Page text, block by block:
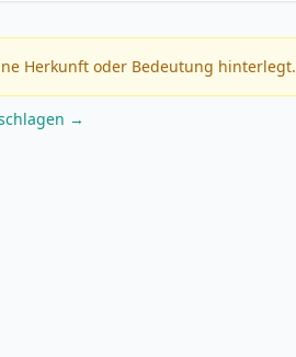
Herkunft oder Bedeutung hinterlegt.
→